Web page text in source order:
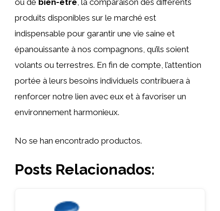
ou de bien-être, la comparaison des différents
produits disponibles sur le marché est
indispensable pour garantir une vie saine et
épanouissante à nos compagnons, qu’ils soient
volants ou terrestres. En fin de compte, l’attention
portée à leurs besoins individuels contribuera à
renforcer notre lien avec eux et à favoriser un
environnement harmonieux.
No se han encontrado productos.
Posts Relacionados: